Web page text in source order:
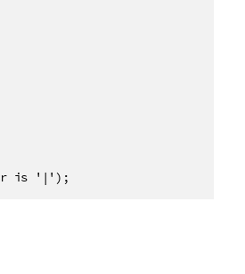
is '|');